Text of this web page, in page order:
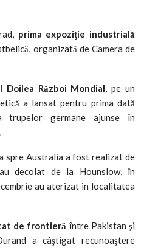
prima expoziţie industrială
organizată de Camera de
Doilea Război Mondial, pe un
a lansat pentru prima dată
trupelor germane ajunse în
spre Australia a fost realizat de
decolat de la Hounslow, în
au aterizat in localitatea
de frontieră între Pakistan şi
a câştigat recunoaştere